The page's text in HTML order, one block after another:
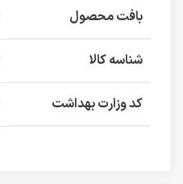
بافت محصول
شناسه کالا
کد وزارت بهداشت